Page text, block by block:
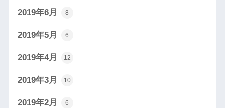
2019年6月 8
2019年5月 6
2019年4月 12
2019年3月 10
2019年2月 6